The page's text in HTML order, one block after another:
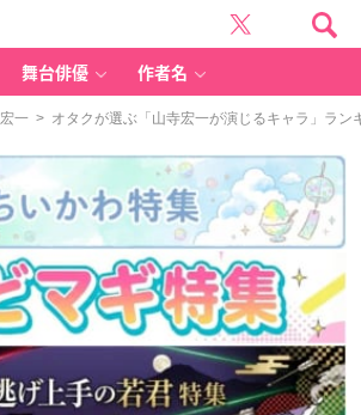
舞台俳優 作者名
一 > オタクが選ぶ「山寺宏一が演じるキャラ」ラ